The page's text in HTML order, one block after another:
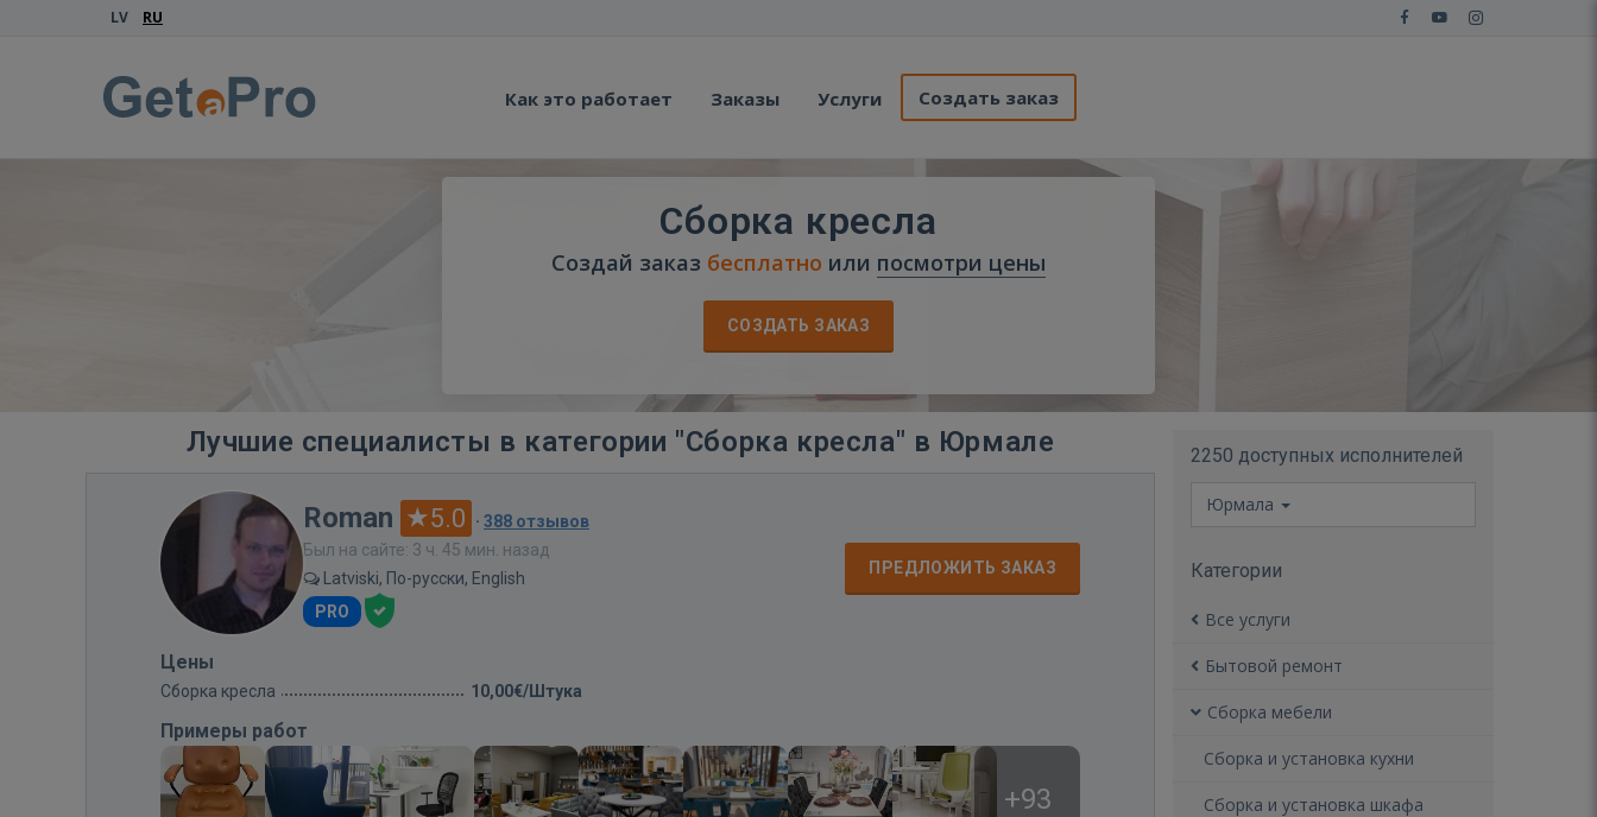
LV RU
Как это работает Заказы Услуги Создать заказ
Сборка кресла
Создай заказ бесплатно или посмотри цены
СОЗДАТЬ ЗАКАЗ
Лучшие специалисты в категории "Сборка кресла" в Юрмале
Roman 5.0 · 388 отзывов
Был на сайте: 3 ч. 45 мин. назад
Latviski, По-русски, English
PRO
ПРЕДЛОЖИТЬ ЗАКАЗ
Цены
Сборка кресла 10,00€/Штука
Примеры работ
+93
2250 доступных исполнителей
Юрмала
Категории
Все услуги
Бытовой ремонт
Сборка мебели
Сборка и установка кухни
Сборка и установка шкафа